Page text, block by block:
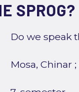
SPROG?
Do we speak
Mosa, Chinar ;